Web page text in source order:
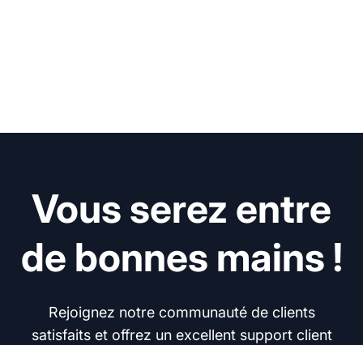
Vous serez entre
de bonnes mains !
Rejoignez notre communauté de clients
satisfaits et offrez un excellent support client